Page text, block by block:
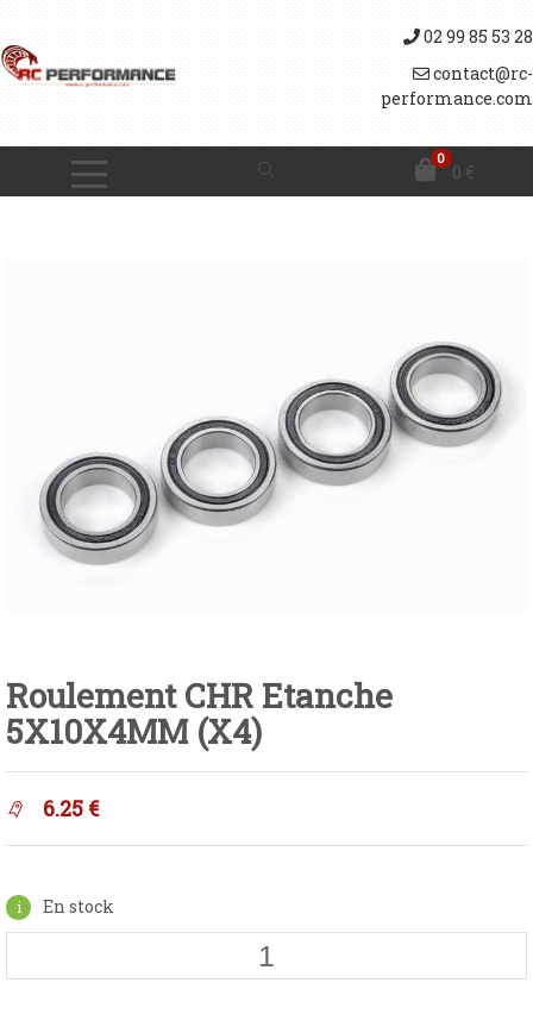
02 99 85 53 28
contact@rc-
performance.com
0
0 €
Roulement CHR Etanche
5X10X4MM (X4)
6.25 €
En stock